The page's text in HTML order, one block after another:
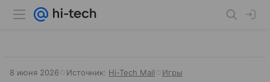
8 июня 2026 Источник: Hi-Tech Mail Игры